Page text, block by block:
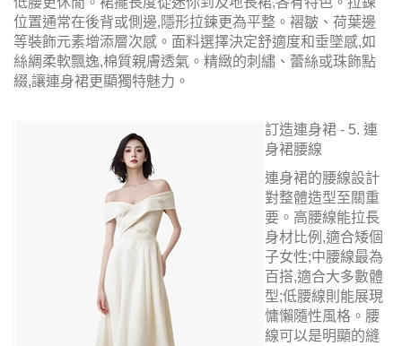
位置通常在後背或側邊,隱形拉鍊更為平整。褶皺、荷葉邊
等裝飾元素增添層次感。面料選擇決定舒適度和垂墜感,如
絲綢柔軟飄逸,棉質親膚透氣。精緻的刺繡、蕾絲或珠飾點
綴,讓連身裙更顯獨特魅力。
訂造連身裙 - 5. 連
身裙腰線
連身裙的腰線設計
對整體造型至關重
要。高腰線能拉長
身材比例,適合矮個
子女性;中腰線最為
百搭,適合大多數體
型;低腰線則能展現
慵懶隨性風格。腰
線可以是明顯的縫